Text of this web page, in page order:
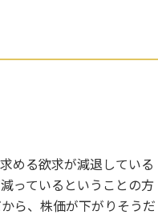
める欲求が減退している
っているということの方
ら、株価が下がりそうだ